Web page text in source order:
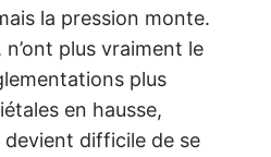
la pression monte.
plus vraiment le
plus
en hausse,
difficile de se